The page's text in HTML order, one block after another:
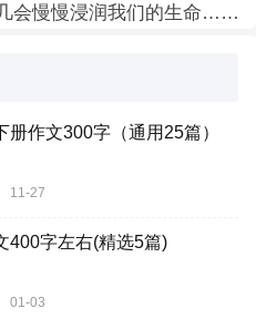
会慢慢浸润我们的生命……
册作文300字（通用25篇）
11-27
400字左右(精选5篇)
01-03